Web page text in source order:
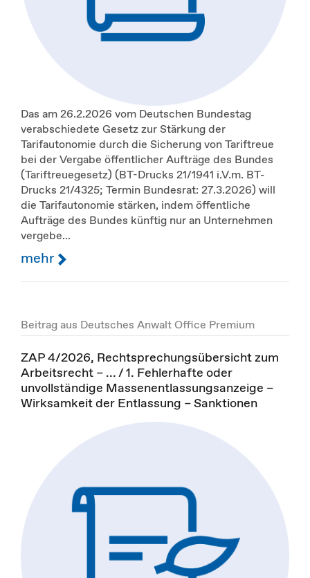
Das am 26.2.2026 vom Deutschen Bundestag
verabschiedete Gesetz zur Stärkung der
Tarifautonomie durch die Sicherung von Tariftreue
bei der Vergabe öffentlicher Aufträge des Bundes
(Tariftreuegesetz) (BT-Drucks 21/1941 i.V.m. BT-
Drucks 21/4325; Termin Bundesrat: 27.3.2026) will
die Tarifautonomie stärken, indem öffentliche
Aufträge des Bundes künftig nur an Unternehmen
vergebe...
mehr
Beitrag aus Deutsches Anwalt Office Premium
ZAP 4/2026, Rechtsprechungsübersicht zum
Arbeitsrecht – ... / 1. Fehlerhafte oder
unvollständige Massenentlassungsanzeige –
Wirksamkeit der Entlassung – Sanktionen